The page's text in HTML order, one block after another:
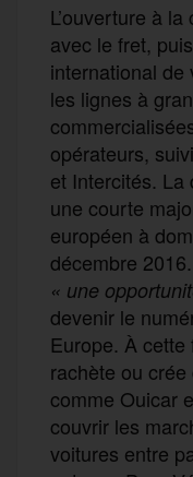
L’ouverture à
avec le fret,
international de
les lignes à
opérateurs,
et Intercités. La
une courte
européen à
décembre
« une
devenir le
Europe. À cette
rachète ou
comme Ouicar
couvrir les
voitures entre